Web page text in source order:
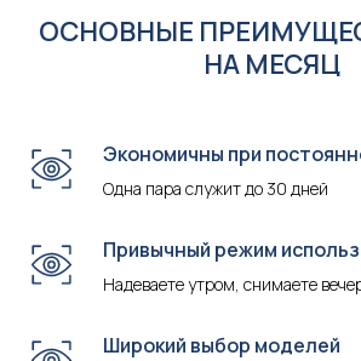
ОСНОВНЫЕ
НА МЕСЯЦ
Экономичны при
Одна пара служит до 30 дней
Привычный режим
Надеваете утром, снимаете
Широкий выбор моделей